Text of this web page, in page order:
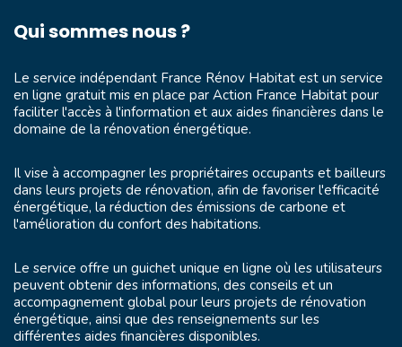
Qui sommes nous ?
Le service indépendant France Rénov Habitat est un service
en ligne gratuit mis en place par Action France Habitat pour
faciliter l'accès à l'information et aux aides financières dans le
domaine de la rénovation énergétique.
Il vise à accompagner les propriétaires occupants et bailleurs
dans leurs projets de rénovation, afin de favoriser l'efficacité
énergétique, la réduction des émissions de carbone et
l'amélioration du confort des habitations.
Le service offre un guichet unique en ligne où les utilisateurs
peuvent obtenir des informations, des conseils et un
accompagnement global pour leurs projets de rénovation
énergétique, ainsi que des renseignements sur les
différentes aides financières disponibles.